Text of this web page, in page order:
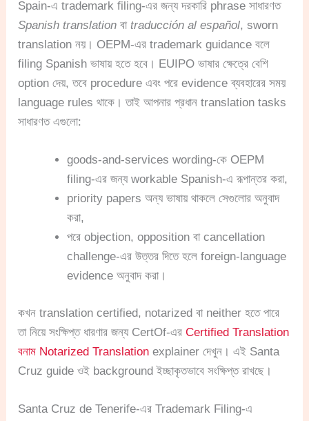
Spain-এ trademark filing-এর জন্য দরকারি phrase সাধারণত
Spanish translation বাtraducción al español, sworn
translation নয়। OEPM-এর trademark guidance বলে
filing Spanish ভাষায় হতে হবে। EUIPO ভাষার ক্ষেত্রে বেশি
option দেয়, তবে procedure এবং পরে evidence ব্যবহারের সময়
language rules থাকে। তাই আপনার প্রধান translation tasks
সাধারণত এগুলো:
goods-and-services wording-কে OEPM
filing-এর জন্য workable Spanish-এ রূপান্তর করা,
priority papers অন্য ভাষায় থাকলে সেগুলোর অনুবাদ
করা,
পরে objection, opposition বা cancellation
challenge-এর উত্তর দিতে হলে foreign-language
evidence অনুবাদ করা।
কখন translation certified, notarized বা neither হতে পারে
তা নিয়ে সংক্ষিপ্ত ধারণার জন্য CertOf-এরCertified Translation
বনাম Notarized Translation explainer দেখুন। এই Santa
Cruz guide ওই background ইচ্ছাকৃতভাবে সংক্ষিপ্ত রাখছে।
Santa Cruz de Tenerife-এর Trademark Filing-এ